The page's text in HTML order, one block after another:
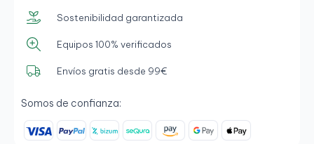
Sostenibilidad garantizada
Equipos 100% verificados
Envíos gratis desde 99€
Somos de confianza: